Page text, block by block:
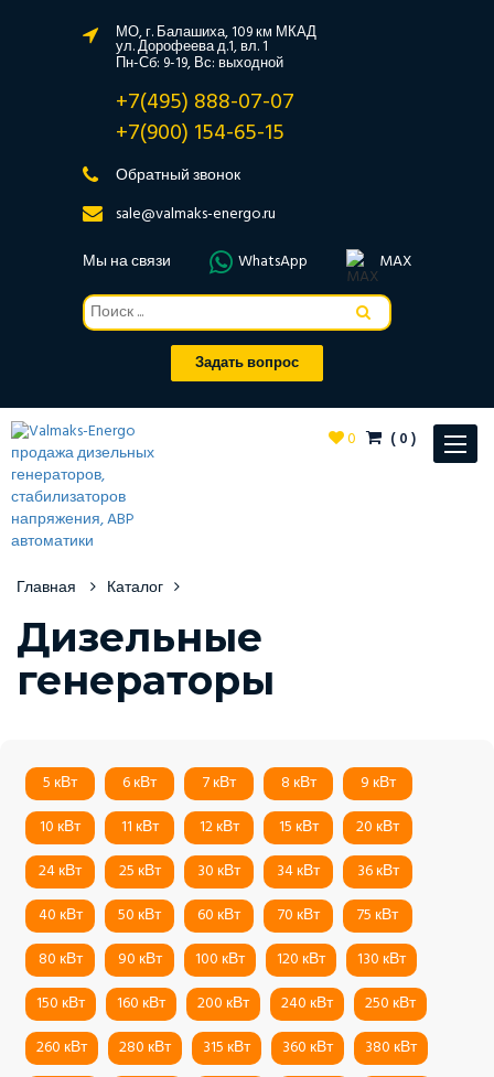
МО, г. Балашиха, 109 км МКАД
ул. Дорофеева д.1, вл. 1
Пн-Сб: 9-19, Вс: выходной
+7(495) 888-07-07
+7(900) 154-65-15
Обратный звонок
sale@valmaks-energo.ru
Мы на связи
WhatsApp MAX
Задать вопрос
Toggle
0 (0)
Главная Каталог
Дизельные
генераторы
5 кВт 6 кВт 7 кВт 8 кВт
9 кВт
10 кВт
11 кВт 12 кВт 15 кВт
20 кВт
24 кВт
25 кВт 30 кВт 34 кВт
36 кВт
40 кВт
50 кВт 60 кВт 70 кВт
75 кВт
80 кВт
90 кВт 100 кВт 120 кВт
130 кВт
150 кВт
160 кВт 200 кВт 240 кВт
250 кВт
260 кВт
280 кВт 315 кВт 360 кВт
380 кВт